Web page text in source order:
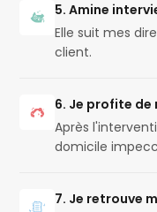
5. Amine
Elle suit mes
client.
6. Je profite
Après
domicile
7. Je retrouve